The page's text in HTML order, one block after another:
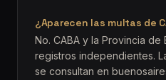
¿Aparecen las multas de
No. CABA y la Provincia de
registros independientes.
se consultan en